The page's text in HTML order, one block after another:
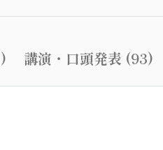
講演・口頭発表 (93)